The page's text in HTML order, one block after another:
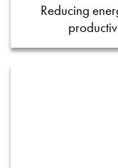
Reducing